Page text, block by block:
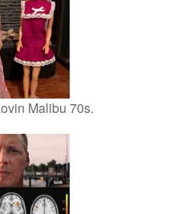
Malibu 70s.